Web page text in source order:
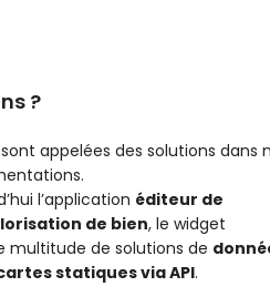
?
appelées des solutions dans
l’application éditeur de
de bien, le widget
multitude de solutions de
statiques via API.